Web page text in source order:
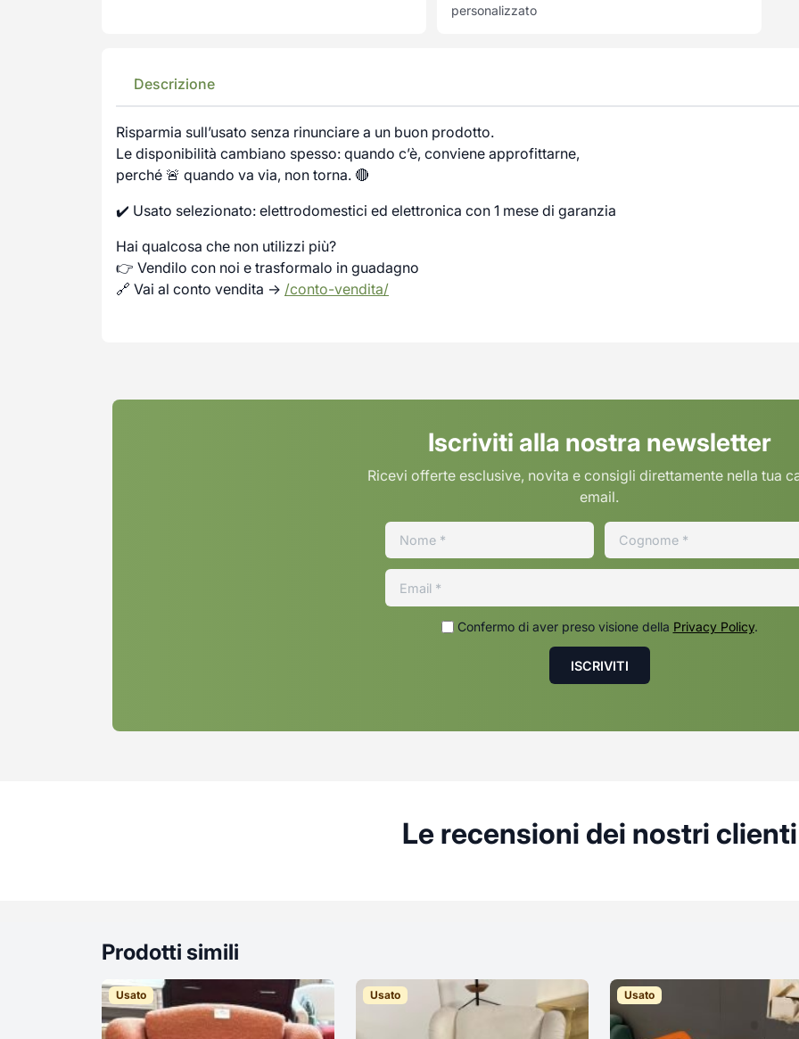
personalizzato
Descrizione
Risparmia sull’usato senza rinunciare a un buon prodotto.
Le disponibilità cambiano spesso: quando c’è, conviene approfittarne,
perché 🚨 quando va via, non torna. 🔴
✔️ Usato selezionato: elettrodomestici ed elettronica con 1 mese di garanzia
Hai qualcosa che non utilizzi più?
👉 Vendilo con noi e trasformalo in guadagno
🔗 Vai al conto vendita → /conto-vendita/
Iscriviti alla nostra newsletter
Ricevi offerte esclusive, novita e consigli direttamente nella tua
email.
Confermo di aver preso visione della Privacy Policy.
Le recensioni dei nostri clienti
Prodotti simili
Usato Usato Usato